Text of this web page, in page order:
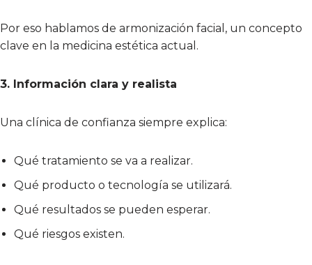
Por eso hablamos de armonización facial, un concepto
clave en la medicina estética actual.
3. Información clara y realista
Una clínica de confianza siempre explica:
Qué tratamiento se va a realizar.
Qué producto o tecnología se utilizará.
Qué resultados se pueden esperar.
Qué riesgos existen.